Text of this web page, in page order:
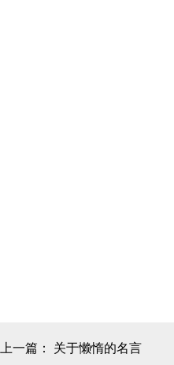
上一篇： 关于懒惰的名言